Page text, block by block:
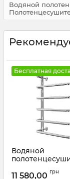
Водяной
Бесплатная
Водяной
570х430/400
11 580,00 грн